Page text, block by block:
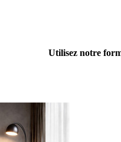
Utilisez notre